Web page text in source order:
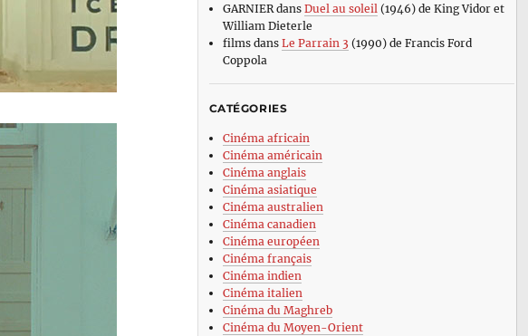
GARNIERdans Duel au soleil (1946) de King Vidor et
William Dieterle
filmsdans Le Parrain 3 (1990) de Francis Ford
Coppola
CATÉGORIES
Cinéma africain
Cinéma américain
Cinéma anglais
Cinéma asiatique
Cinéma australien
Cinéma canadien
Cinéma européen
Cinéma français
Cinéma indien
Cinéma italien
Cinéma du Maghreb
Cinéma du Moyen-Orient